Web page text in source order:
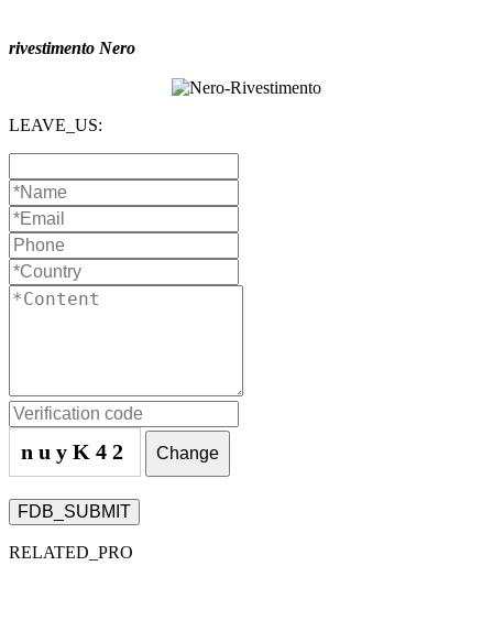
rivestimento Nero
LEAVE_US:
nuyK42 Change
FDB_SUBMIT
RELATED_PRO